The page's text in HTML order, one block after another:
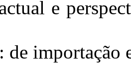
e
de importação